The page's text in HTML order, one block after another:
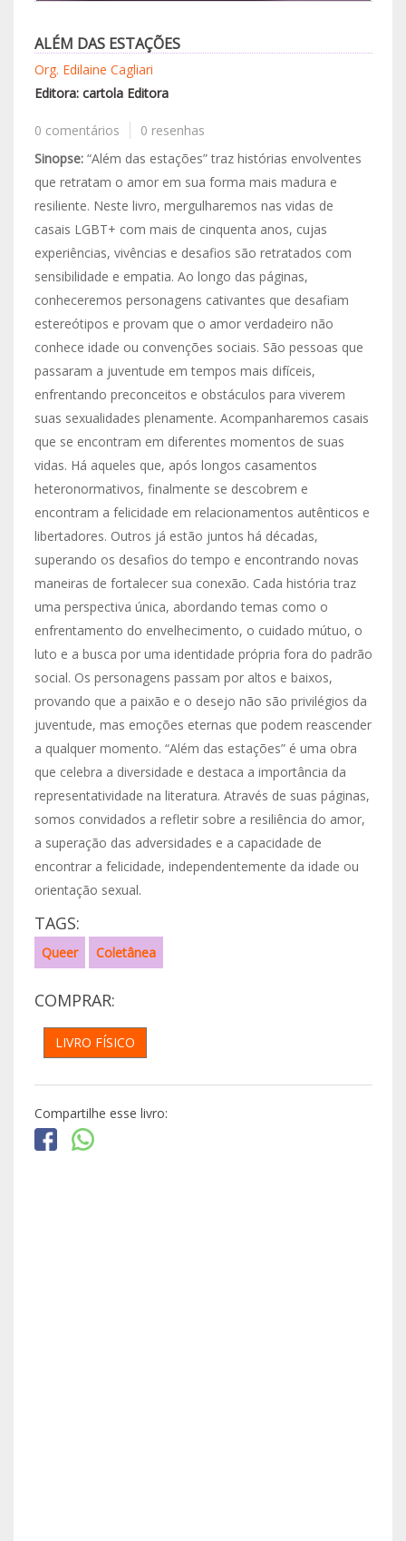
ALÉM DAS ESTAÇÕES
Org. Edilaine Cagliari
Editora: cartola Editora
0 comentários
0 resenhas
Sinopse:“Além das estações” traz histórias envolventes
que retratam o amor em sua forma mais madura e
resiliente. Neste livro, mergulharemos nas vidas de
casais LGBT+ com mais de cinquenta anos, cujas
experiências, vivências e desafios são retratados com
sensibilidade e empatia. Ao longo das páginas,
conheceremos personagens cativantes que desafiam
estereótipos e provam que o amor verdadeiro não
conhece idade ou convenções sociais. São pessoas que
passaram a juventude em tempos mais difíceis,
enfrentando preconceitos e obstáculos para viverem
suas sexualidades plenamente. Acompanharemos casais
que se encontram em diferentes momentos de suas
vidas. Há aqueles que, após longos casamentos
heteronormativos, finalmente se descobrem e
encontram a felicidade em relacionamentos autênticos e
libertadores. Outros já estão juntos há décadas,
superando os desafios do tempo e encontrando novas
maneiras de fortalecer sua conexão. Cada história traz
uma perspectiva única, abordando temas como o
enfrentamento do envelhecimento, o cuidado mútuo, o
luto e a busca por uma identidade própria fora do padrão
social. Os personagens passam por altos e baixos,
provando que a paixão e o desejo não são privilégios da
juventude, mas emoções eternas que podem reascender
a qualquer momento. “Além das estações” é uma obra
que celebra a diversidade e destaca a importância da
representatividade na literatura. Através de suas páginas,
somos convidados a refletir sobre a resiliência do amor,
a superação das adversidades e a capacidade de
encontrar a felicidade, independentemente da idade ou
orientação sexual.
TAGS:
Queer Coletânea
COMPRAR:
LIVRO FÍSICO
Compartilhe esse livro: